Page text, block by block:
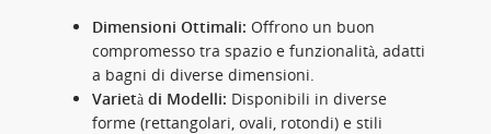
Dimensioni Ottimali: Offrono un buon
compromesso tra spazio e funzionalità, adatti
a bagni di diverse dimensioni.
Varietà di Modelli: Disponibili in diverse
forme (rettangolari, ovali, rotondi) e stili